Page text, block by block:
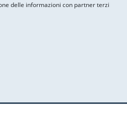
delle informazioni con partner terzi